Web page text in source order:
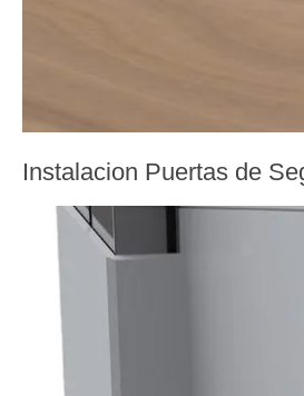
Instalacion Puertas de